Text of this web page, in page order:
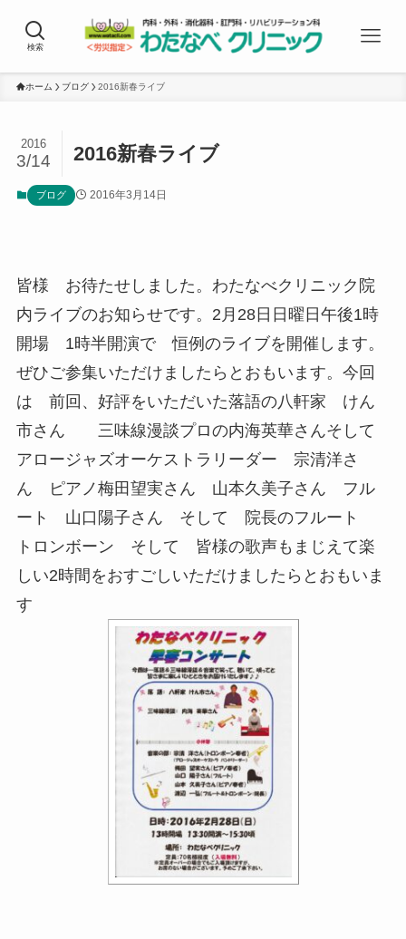
検索
ホーム ブログ 2016新春ライブ
2016新春ライブ
2016
3/14
ブログ 2016年3月14日
皆様 お待たせしました。わたなべクリニック院
内ライブのお知らせです。2月28日日曜日午後1時
開場 1時半開演で 恒例のライブを開催します。
ぜひご参集いただけましたらとおもいます。今回
は 前回、好評をいただいた落語の八軒家 けん
市さん 三味線漫談プロの内海英華さんそして
アロージャズオーケストラリーダー 宗清洋さ
ん ピアノ梅田望実さん 山本久美子さん フル
ート 山口陽子さん そして 院長のフルート
トロンボーン そして 皆様の歌声もまじえて楽
しい2時間をおすごしいただけましたらとおもいま
す